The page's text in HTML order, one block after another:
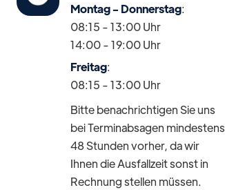
Montag - Donnerstag:
08:15 - 13:00 Uhr
14:00 - 19:00 Uhr
Freitag:
08:15 - 13:00 Uhr
Bitte benachrichtigen Sie uns
bei Terminabsagen mindestens
48 Stunden vorher, da wir
Ihnen die Ausfallzeit sonst in
Rechnung stellen müssen.